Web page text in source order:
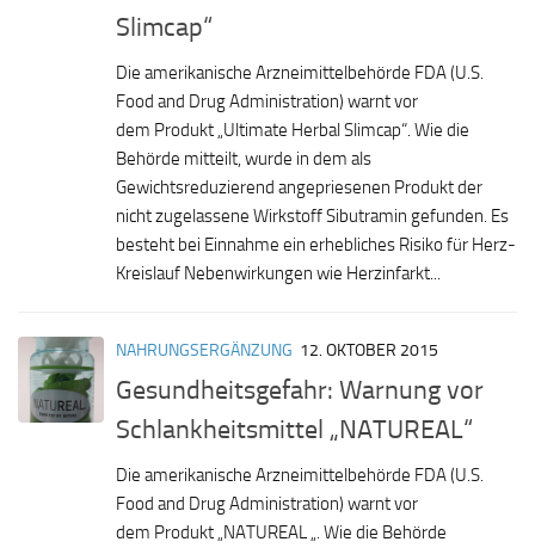
Slimcap“
Die amerikanische Arzneimittelbehörde FDA (U.S.
Food and Drug Administration) warnt vor
dem Produkt „Ultimate Herbal Slimcap“. Wie die
Behörde mitteilt, wurde in dem als
Gewichtsreduzierend angepriesenen Produkt der
nicht zugelassene Wirkstoff Sibutramin gefunden. Es
besteht bei Einnahme ein erhebliches Risiko für Herz-
Kreislauf Nebenwirkungen wie Herzinfarkt...
NAHRUNGSERGÄNZUNG 12. OKTOBER 2015
Gesundheitsgefahr: Warnung vor
Schlankheitsmittel „NATUREAL“
Die amerikanische Arzneimittelbehörde FDA (U.S.
Food and Drug Administration) warnt vor
dem Produkt „NATUREAL „. Wie die Behörde